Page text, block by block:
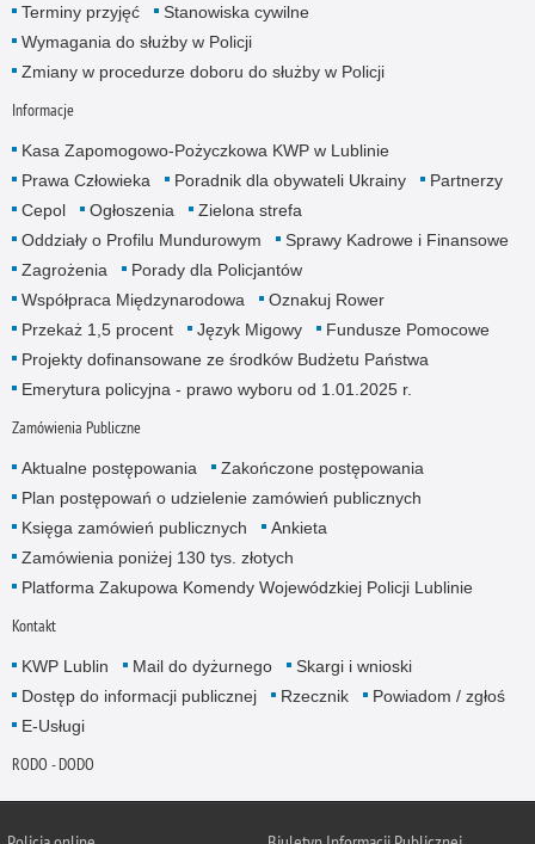
Terminy przyjęć
Stanowiska cywilne
Wymagania do służby w Policji
Zmiany w procedurze doboru do służby w Policji
Informacje
Kasa Zapomogowo-Pożyczkowa KWP w Lublinie
Prawa Człowieka
Poradnik dla obywateli Ukrainy
Partnerzy
Cepol
Ogłoszenia
Zielona strefa
Oddziały o Profilu Mundurowym
Sprawy Kadrowe i Finansowe
Zagrożenia
Porady dla Policjantów
Współpraca Międzynarodowa
Oznakuj Rower
Przekaż 1,5 procent
Język Migowy
Fundusze Pomocowe
Projekty dofinansowane ze środków Budżetu Państwa
Emerytura policyjna - prawo wyboru od 1.01.2025 r.
Zamówienia Publiczne
Aktualne postępowania
Zakończone postępowania
Plan postępowań o udzielenie zamówień publicznych
Księga zamówień publicznych
Ankieta
Zamówienia poniżej 130 tys. złotych
Platforma Zakupowa Komendy Wojewódzkiej Policji Lublinie
Kontakt
KWP Lublin Mail do dyżurnego
Skargi i wnioski
Dostęp do informacji publicznej
Rzecznik
Powiadom / zgłoś
E-Usługi
RODO - DODO